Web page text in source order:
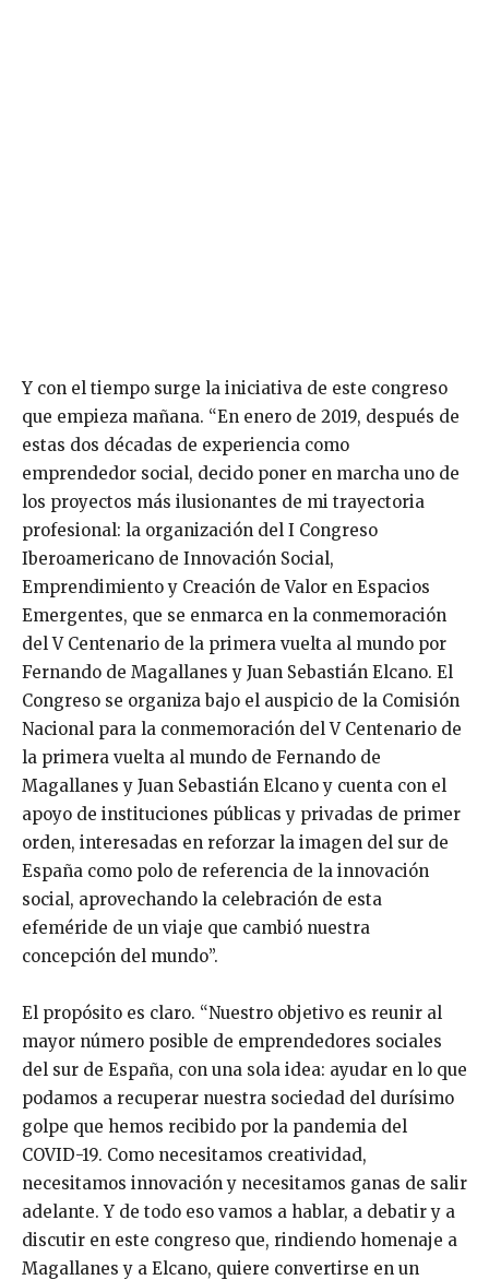
Y con el tiempo surge la iniciativa de este congreso
que empieza mañana. “En enero de 2019, después de
estas dos décadas de experiencia como
emprendedor social, decido poner en marcha uno de
los proyectos más ilusionantes de mi trayectoria
profesional: la organización del I Congreso
Iberoamericano de Innovación Social,
Emprendimiento y Creación de Valor en Espacios
Emergentes, que se enmarca en la conmemoración
del V Centenario de la primera vuelta al mundo por
Fernando de Magallanes y Juan Sebastián Elcano. El
Congreso se organiza bajo el auspicio de la Comisión
Nacional para la conmemoración del V Centenario de
la primera vuelta al mundo de Fernando de
Magallanes y Juan Sebastián Elcano y cuenta con el
apoyo de instituciones públicas y privadas de primer
orden, interesadas en reforzar la imagen del sur de
España como polo de referencia de la innovación
social, aprovechando la celebración de esta
efeméride de un viaje que cambió nuestra
concepción del mundo”.
El propósito es claro. “Nuestro objetivo es reunir al
mayor número posible de emprendedores sociales
del sur de España, con una sola idea: ayudar en lo que
podamos a recuperar nuestra sociedad del durísimo
golpe que hemos recibido por la pandemia del
COVID-19. Como necesitamos creatividad,
necesitamos innovación y necesitamos ganas de salir
adelante. Y de todo eso vamos a hablar, a debatir y a
discutir en este congreso que, rindiendo homenaje a
Magallanes y a Elcano, quiere convertirse en un